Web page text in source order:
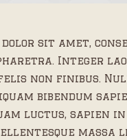
dolor sit amet,
Integer
non finibus.
bibendum
luctus, sapien